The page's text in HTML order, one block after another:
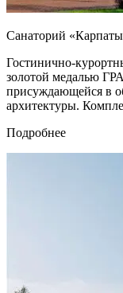
Санаторий
Гостинично-
золотой медалью
присуждающейся в
архитектуры.
Подробнее